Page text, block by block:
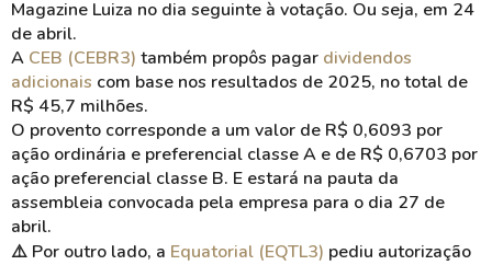
Magazine Luiza no dia seguinte à votação. Ou seja, em 24
de abril.
A CEB (CEBR3) também propôs pagar dividendos
adicionais com base nos resultados de 2025, no total de
R$ 45,7 milhões.
O provento corresponde a um valor de R$ 0,6093 por
ação ordinária e preferencial classe A e de R$ 0,6703 por
ação preferencial classe B. E estará na pauta da
assembleia convocada pela empresa para o dia 27 de
abril.
⚠️ Por outro lado, a Equatorial (EQTL3) pediu autorização